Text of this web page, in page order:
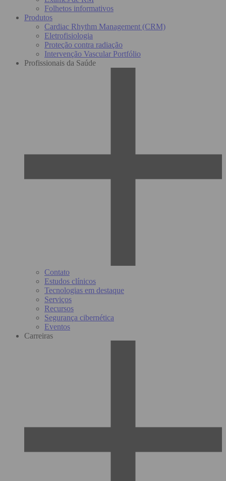
Folhetos informativos
Produtos
Cardiac Rhythm Management (CRM)
Eletrofisiologia
Proteção contra radiação
Intervenção Vascular Portfólio
Profissionais da Saúde
Contato
Estudos clínicos
Tecnologias em destaque
Serviços
Recursos
Segurança cibernética
Eventos
Carreiras